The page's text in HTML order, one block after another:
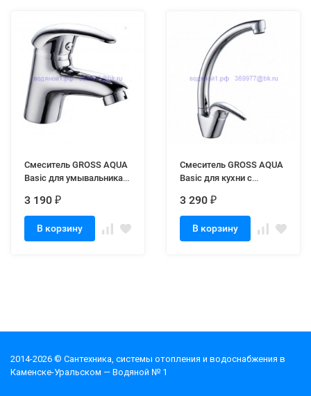
Смеситель GROSS AQUA
Basic для умывальника
3 190 ₽
В корзину
Смеситель GROSS AQUA
Basic для кухни с
3205257С-A02
3 290 ₽
В корзину
2014-2026 © Cантехника, системы отопления и водоснабжения в
Каменске-Уральском — Водяной № 1